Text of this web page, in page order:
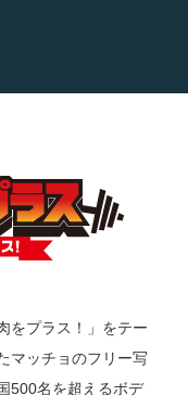
をプラス！」をテー
マッチョのフリー写
500名を超えるボデ